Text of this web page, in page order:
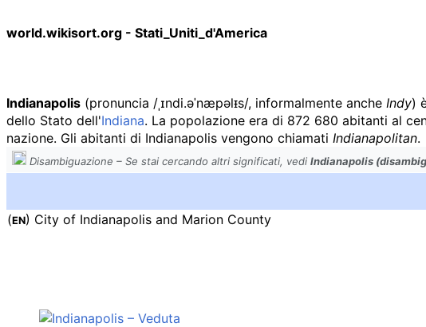
world.wikisort.org - Stati_Uniti_d'America
Indianapolis (pronuncia /ˌɪndi.əˈnæpəlᵻs/, informalmente anche Indy)
dello Stato dell'Indiana. La popolazione era di 872 680 abitanti al
nazione. Gli abitanti di Indianapolis vengono chiamati Indianapolitan.
Disambiguazione – Se stai cercando altri significati, vedi Indianapolis
(EN) City of Indianapolis and Marion County